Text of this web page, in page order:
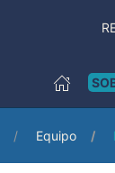
Equipo